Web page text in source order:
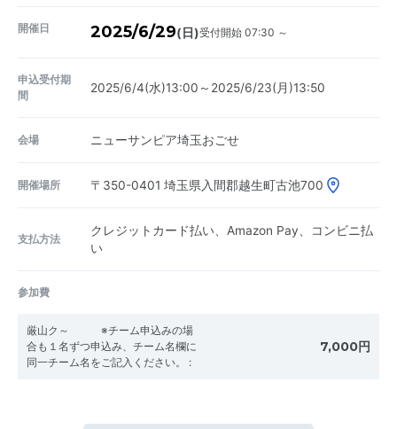
開催日 2025/6/29(日)受付開始 07:30 ～
申込受付期
間
2025/6/4(水)13:00～2025/6/23(月)13:50
会場 ニューサンピア埼玉おごせ
開催場所 〒350-0401 埼玉県入間郡越生町古池700
支払方法
クレジットカード払い、Amazon Pay、コンビニ払
い
参加費
厳山ク～ ※チーム申込みの場
合も１名ずつ申込み、チーム名欄に
同一チーム名をご記入ください。 :
7,000円